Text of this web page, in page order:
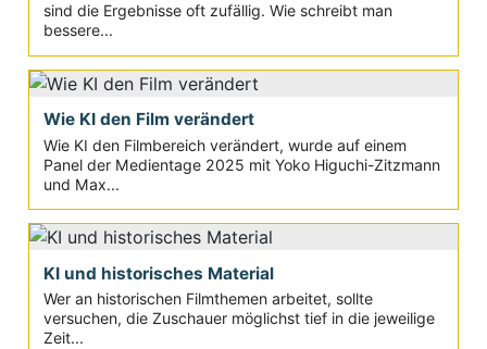
sind die Ergebnisse oft zufällig. Wie schreibt man
bessere...
Wie KI den Film verändert
Wie KI den Filmbereich verändert, wurde auf einem
Panel der Medientage 2025 mit Yoko Higuchi-Zitzmann
und Max...
KI und historisches Material
Wer an historischen Filmthemen arbeitet, sollte
versuchen, die Zuschauer möglichst tief in die jeweilige
Zeit...